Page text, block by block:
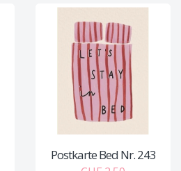
Postkarte Bed Nr. 243